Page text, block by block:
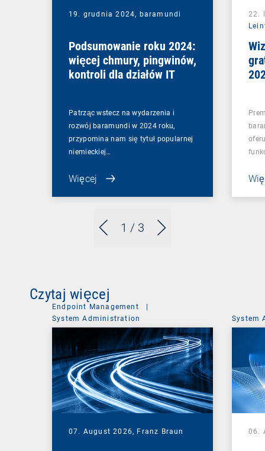
1 / 3
19. grudnia 2024, baramundi
Podsumowanie roku 2024:
więcej chmury, pingwinów,
kontroli dla działów IT
Patrząc wstecz na wydarzenia i
rozwój baramundi w 2024 roku,
przypomina nam się tytuł popularnej
niemieckiej…
Więcej
22.
Czytaj więcej
Endpoint Management
System Administration
07. August 2026, Franz Braun
System
06.